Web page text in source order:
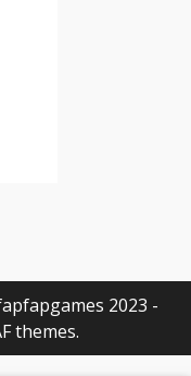
2023 -
themes.